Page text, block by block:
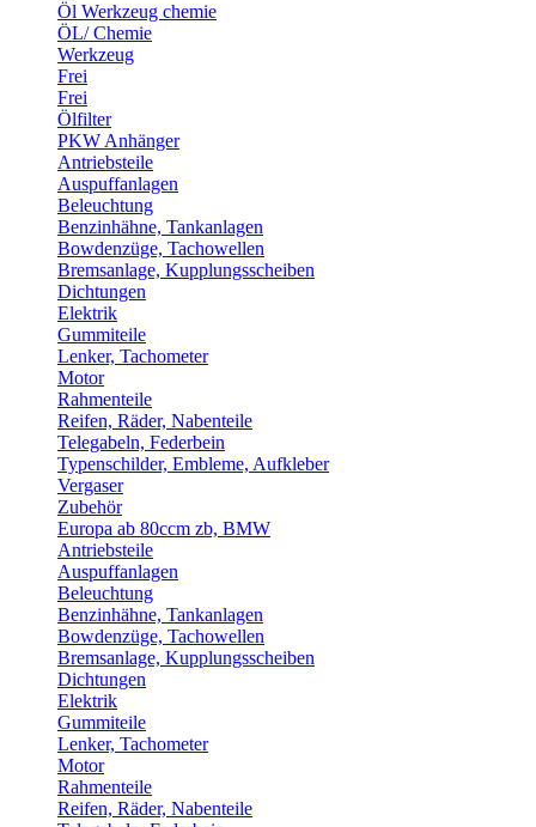
Öl Werkzeug chemie
ÖL/ Chemie
Werkzeug
Frei
Frei
Ölfilter
PKW Anhänger
Antriebsteile
Auspuffanlagen
Beleuchtung
Benzinhähne, Tankanlagen
Bowdenzüge, Tachowellen
Bremsanlage, Kupplungsscheiben
Dichtungen
Elektrik
Gummiteile
Lenker, Tachometer
Motor
Rahmenteile
Reifen, Räder, Nabenteile
Telegabeln, Federbein
Typenschilder, Embleme, Aufkleber
Vergaser
Zubehör
Europa ab 80ccm zb, BMW
Antriebsteile
Auspuffanlagen
Beleuchtung
Benzinhähne, Tankanlagen
Bowdenzüge, Tachowellen
Bremsanlage, Kupplungsscheiben
Dichtungen
Elektrik
Gummiteile
Lenker, Tachometer
Motor
Rahmenteile
Reifen, Räder, Nabenteile